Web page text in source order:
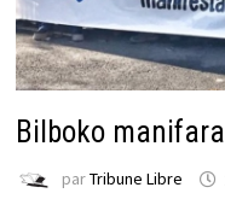
Bilboko
parTribune Libre